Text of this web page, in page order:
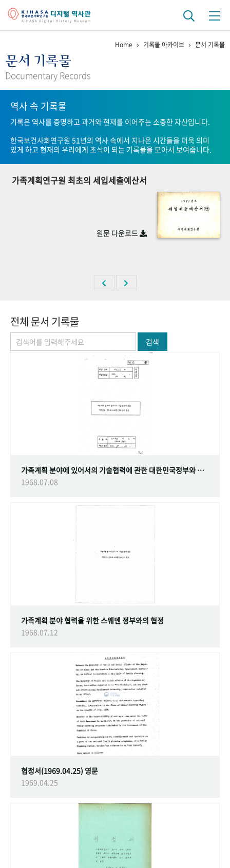
걸어온 길 기관 변천사
연구 역사
정책과 연구 키워드로 보는 연구 역사
연구자들
기록물 아카이브
사진 아카이브 문서 기록물 행정박물
숫자로 보는 50년 50+1주년 광장
Home 기록물 아카이브 문서 기록물
문서 기록물
Documentary Records
역사 속 기록물
기록은 역사를 증명하고 과거와 현재를 이어주는 소중한 자산입니다.
한국보건사회연구원 51년의 역사 속에서 지나온 시간들을 더욱 의미
있게 하고 현재의 우리에게 초석이 되는 기록물을 모아서 보여줍니다.
가족계획연구원 최초의 세입세출예산서
원문 다운로드
전체 문서 기록물
검색
가족계획 분야에 있어서의 기술협력에 관한 대한민국정부와 스웨덴 정부간의 협정
1968.07.08
가족계획 분야 협력을 위한 스웨덴 정부와의 협정
1968.07.12
협정서(1969.04.25) 영문
1969.04.25